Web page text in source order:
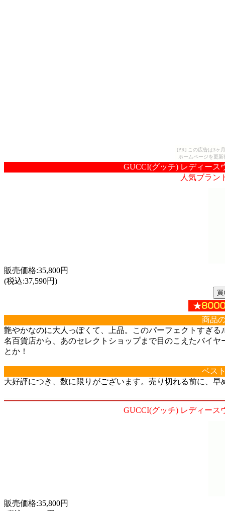
[PR] この広告は3ヶ
ホームページを更
GUCCI(グッチ) レディース
人気ブラン
販売価格:35,800円
(税込:37,590円)
商品
艶やかなのに大人っぽくて、上品。このパーフェクトすぎ
名百貨店から、あのセレクトショップまで目のこえたバイ
とか！
ベス
大好評につき、数に限りがございます。売り切れる前に、
GUCCI(グッチ) レディース
販売価格:35,800円